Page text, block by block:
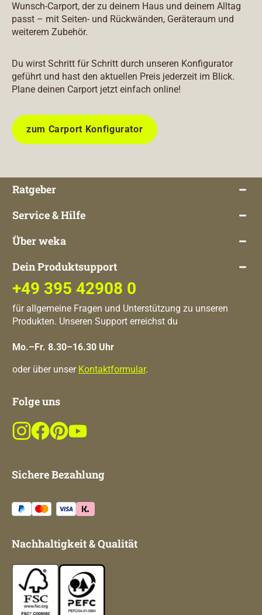
Wunsch-Carport, der zu deinem Haus und deinem Alltag
passt – mit Seiten- und Rückwänden, Geräteraum und
weiterem Zubehör.
Du wirst Schritt für Schritt durch unseren Konfigurator
geführt und hast den aktuellen Preis jederzeit im Blick.
Plane deinen Carport jetzt einfach online!
zum Carport Konfigurator
Ratgeber
Service & Hilfe
Über weka
Dein Produktsupport
+49 395 42908 0
für allgemeine Fragen und Unterstützung zu unseren
Produkten. Unseren Support erreichst du
Mo.–Fr. 8.30–16.30 Uhr
oder über unser Kontaktformular.
Folge uns
Sichere Bezahlung
Nachhaltigkeit & Qualität